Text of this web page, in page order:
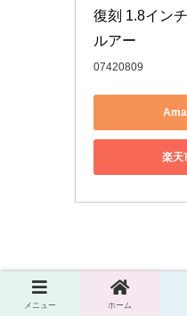
復刻 1.8イン
ルアー
07420809
楽天
☆DAIWA（ダイワ）月下
月下美人 ビームスティック
メニュー ホーム